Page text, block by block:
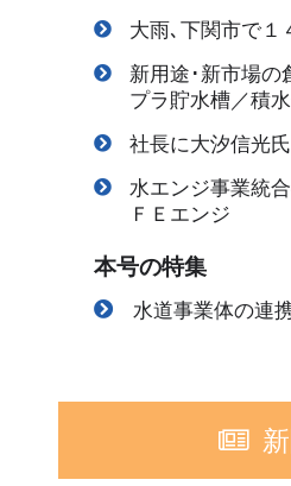
大雨､下関市で
新用途･新市場
プラ貯水槽／積
社長に大汐信光
水エンジ事業統
ＦＥエンジ
本号の特集
水道事業体の連